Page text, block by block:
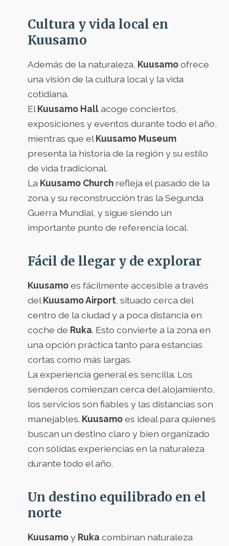
Cultura y vida local en
Kuusamo
Además de la naturaleza, Kuusamoofrece
una visión de la cultura local y la vida
cotidiana.
El Kuusamo Hallacoge conciertos,
exposiciones y eventos durante todo el año,
mientras que el Kuusamo Museum
presenta la historia de la región y su estilo
de vida tradicional.
La Kuusamo Church refleja el pasado de la
zona y su reconstrucción tras la Segunda
Guerra Mundial, y sigue siendo un
importante punto de referencia local.
Fácil de llegar y de explorar
Kuusamoes fácilmente accesible a través
del Kuusamo Airport , situado cerca del
centro de la ciudad y a poca distancia en
coche de Ruka. Esto convierte a la zona en
una opción práctica tanto para estancias
cortas como más largas.
La experiencia general es sencilla. Los
senderos comienzan cerca del alojamiento,
los servicios son fiables y las distancias son
manejables. Kuusamoes ideal para quienes
buscan un destino claro y bien organizado
con sólidas experiencias en la naturaleza
durante todo el año.
Un destino equilibrado en el
norte
Kuusamoy Ruka combinan naturaleza